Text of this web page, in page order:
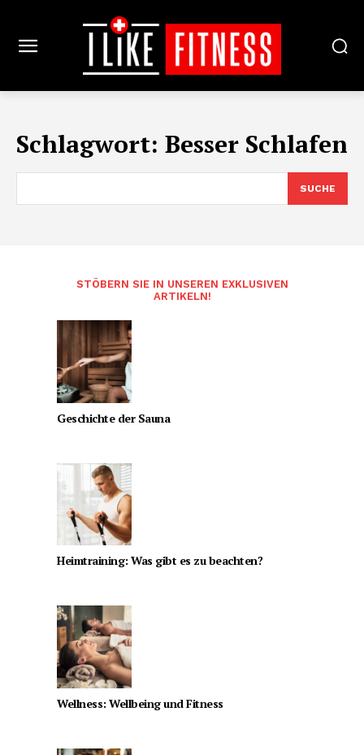
Schlagwort: Besser Schlafen
SUCHE
STÖBERN SIE IN UNSEREN EXKLUSIVEN
ARTIKELN!
Geschichte der Sauna
Heimtraining: Was gibt es zu beachten?
Wellness: Wellbeing und Fitness